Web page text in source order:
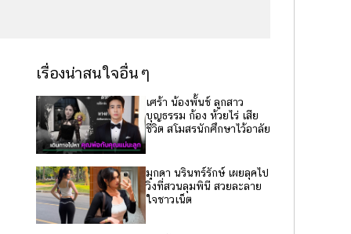
เรื่องน่าสนใจอื่นๆ
เศร้า น้องพั้นช์ ลูกสาว
บุญธรรม ก้อง ห้วยไร่ เสีย
ชีวิต สโมสรนักศึกษาไว้อาลัย
มุกดา นรินทร์รักษ์ เผยลุคไป
วิ่งที่สวนลุมพินี สวยละลาย
ใจชาวเน็ต